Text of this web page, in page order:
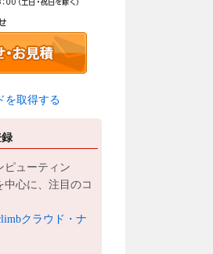
を取得する
ピューティン
中心に、注目のコ
クラウド・ナ